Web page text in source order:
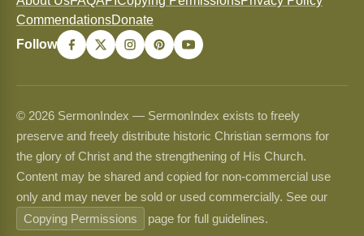
CommendationsDonate
Follow
© 2026 SermonIndex — SermonIndex exists to freely
preserve and freely distribute historic Christian sermons for
the glory of Christ and the strengthening of His Church.
Content may be shared and copied for non-commercial use
only and may never be sold or used commercially. See our
Copying Permissions
page for full guidelines.